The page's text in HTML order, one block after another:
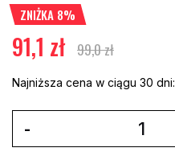
ZNIŻKA 8%
91,1 zł 99,0 zł
Najniższa cena w ciągu 30 dni: